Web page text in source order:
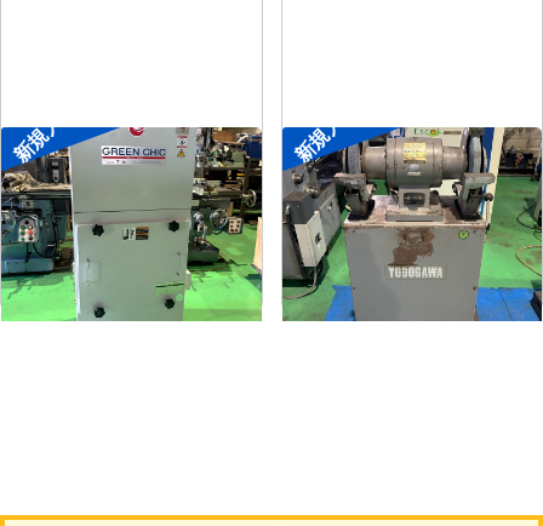
新規入荷
集塵機
メーカー
形 式RD100-1-1.5M
年
新規入荷
両頭グラインダー
メーカー 淀川電機
形 FG-255T
年